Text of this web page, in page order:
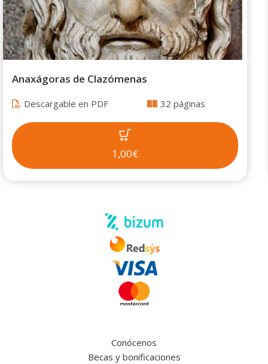
Anaxágoras de Clazómenas
Descargable en PDF 32 páginas
1,00€
Conócenos
Becas y bonificaciones